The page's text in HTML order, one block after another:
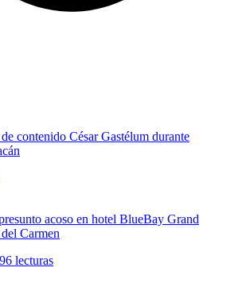
contenido César Gastélum durante
acoso en hotel BlueBay Grand
Carmen
lecturas